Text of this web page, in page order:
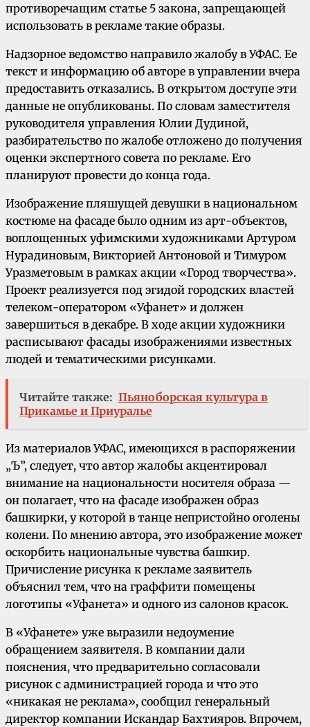
противоречащим статье 5 закона, запрещающей
использовать в рекламе такие образы.
Надзорное ведомство направило жалобу в УФАС. Ее
текст и информацию об авторе в управлении вчера
предоставить отказались. В открытом доступе эти
данные не опубликованы. По словам заместителя
руководителя управления Юлии Дудиной,
разбирательство по жалобе отложено до получения
оценки экспертного совета по рекламе. Его
планируют провести до конца года.
Изображение пляшущей девушки в национальном
костюме на фасаде было одним из арт-объектов,
воплощенных уфимскими художниками Артуром
Нурадиновым, Викторией Антоновой и Тимуром
Уразметовым в рамках акции «Город творчества».
Проект реализуется под эгидой городских властей
телеком-оператором «Уфанет» и должен
завершиться в декабре. В ходе акции художники
расписывают фасады изображениями известных
людей и тематическими рисунками.
Читайте также: Пьяноборская культура в
Прикамье и Приуралье
Из материалов УФАС, имеющихся в распоряжении
„Ъ”, следует, что автор жалобы акцентировал
внимание на национальности носителя образа —
он полагает, что на фасаде изображен образ
башкирки, у которой в танце непристойно оголены
колени. По мнению автора, это изображение может
оскорбить национальные чувства башкир.
Причисление рисунка к рекламе заявитель
объяснил тем, что на граффити помещены
логотипы «Уфанета» и одного из салонов красок.
В «Уфанете» уже выразили недоумение
обращением заявителя. В компании дали
пояснения, что предварительно согласовали
рисунок с администрацией города и что это
«никакая не реклама», сообщил генеральный
директор компании Искандар Бахтияров. Впрочем,